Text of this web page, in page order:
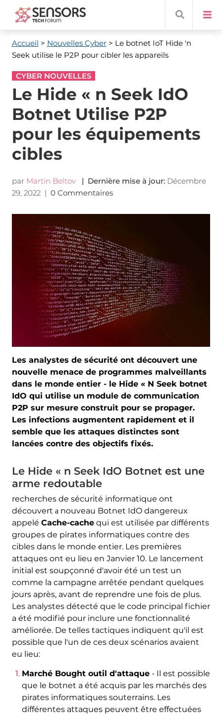
Accueil > Nouvelles Cyber> Le botnet IoT Hide 'n
Seek utilise le P2P pour cibler les appareils
CYBER NOUVELLES
Le Hide « n Seek IdO
Botnet Utilise P2P
pour les équipements
cibles
par Martin Beltov | Dernière mise à jour: Décembre
29, 2022| 0 Commentaires
Les analystes de sécurité ont découvert une
nouvelle menace de programmes malveillants
dans le monde entier - le Hide « N Seek botnet
IdO qui utilise un module de communication
P2P sur mesure construit pour se propager.
Les infections augmentent rapidement et il
semble que les attaques distinctes sont
lancées contre des objectifs fixés.
Le Hide « n Seek IdO Botnet est une
arme redoutable
recherches de sécurité informatique ont
découvert а nouveau Botnet IdO dangereux
appelé Cache-cachequi est utilisée par différents
groupes de pirates informatiques contre des
cibles dans le monde entier. Les premières
attaques ont eu lieu en Janvier 10. Le lancement
initial est soupçonné d'avoir été un test un
comme la campagne arrêtée pendant quelques
jours après, avant de reprendre une fois de plus.
Les analystes détecté que le code principal fichier
a été modifié pour inclure une fonctionnalité
améliorée. De telles tactiques indiquent qu'il est
possible que l'un de ces deux scénarios avaient
eu lieu:
Marché Bought outil d'attaque- Il est possible
que le botnet a été acquis par les marchés des
pirates informatiques souterrains. Les
différentes attaques peuvent être effectuées